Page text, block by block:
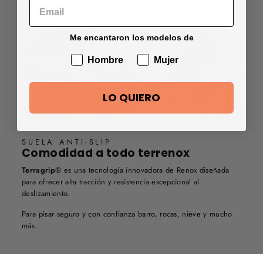
SUELA ANTI-SLIP
Comodidad a todo terrenox
Terragrip® es una tecnología innovadora de Renox diseñada
para ofrecer alta tracción y resistencia excepcional al
deslizamiento.
Para pisar seguro y con confianza barro, rocas, nieve y mucho
más.
Me encantaron los modelos de
Hombre Mujer
LO QUIERO